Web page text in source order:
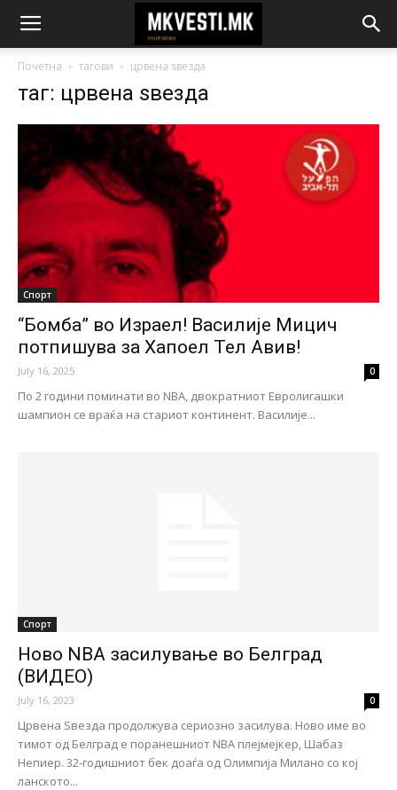
Почетна тагови црвена ѕвезда
таг: црвена ѕвезда
Спорт
“Бомба” во Израел! Василије Мицич
потпишува за Хапоел Тел Авив!
July 16, 2025 0
По 2 години поминати во NBA, двократниот Евролигашки
шампион се враќа на стариот континент. Василије...
Спорт
Ново NBA засилување во Белград
(ВИДЕО)
July 16, 2023 0
Црвена Ѕвезда продолжува сериозно засилува. Ново име во
тимот од Белград е поранешниот NBA плејмејкер, Шабаз
Непиер. 32-годишниот бек доаѓа од Олимпија Милано со кој
ланското...